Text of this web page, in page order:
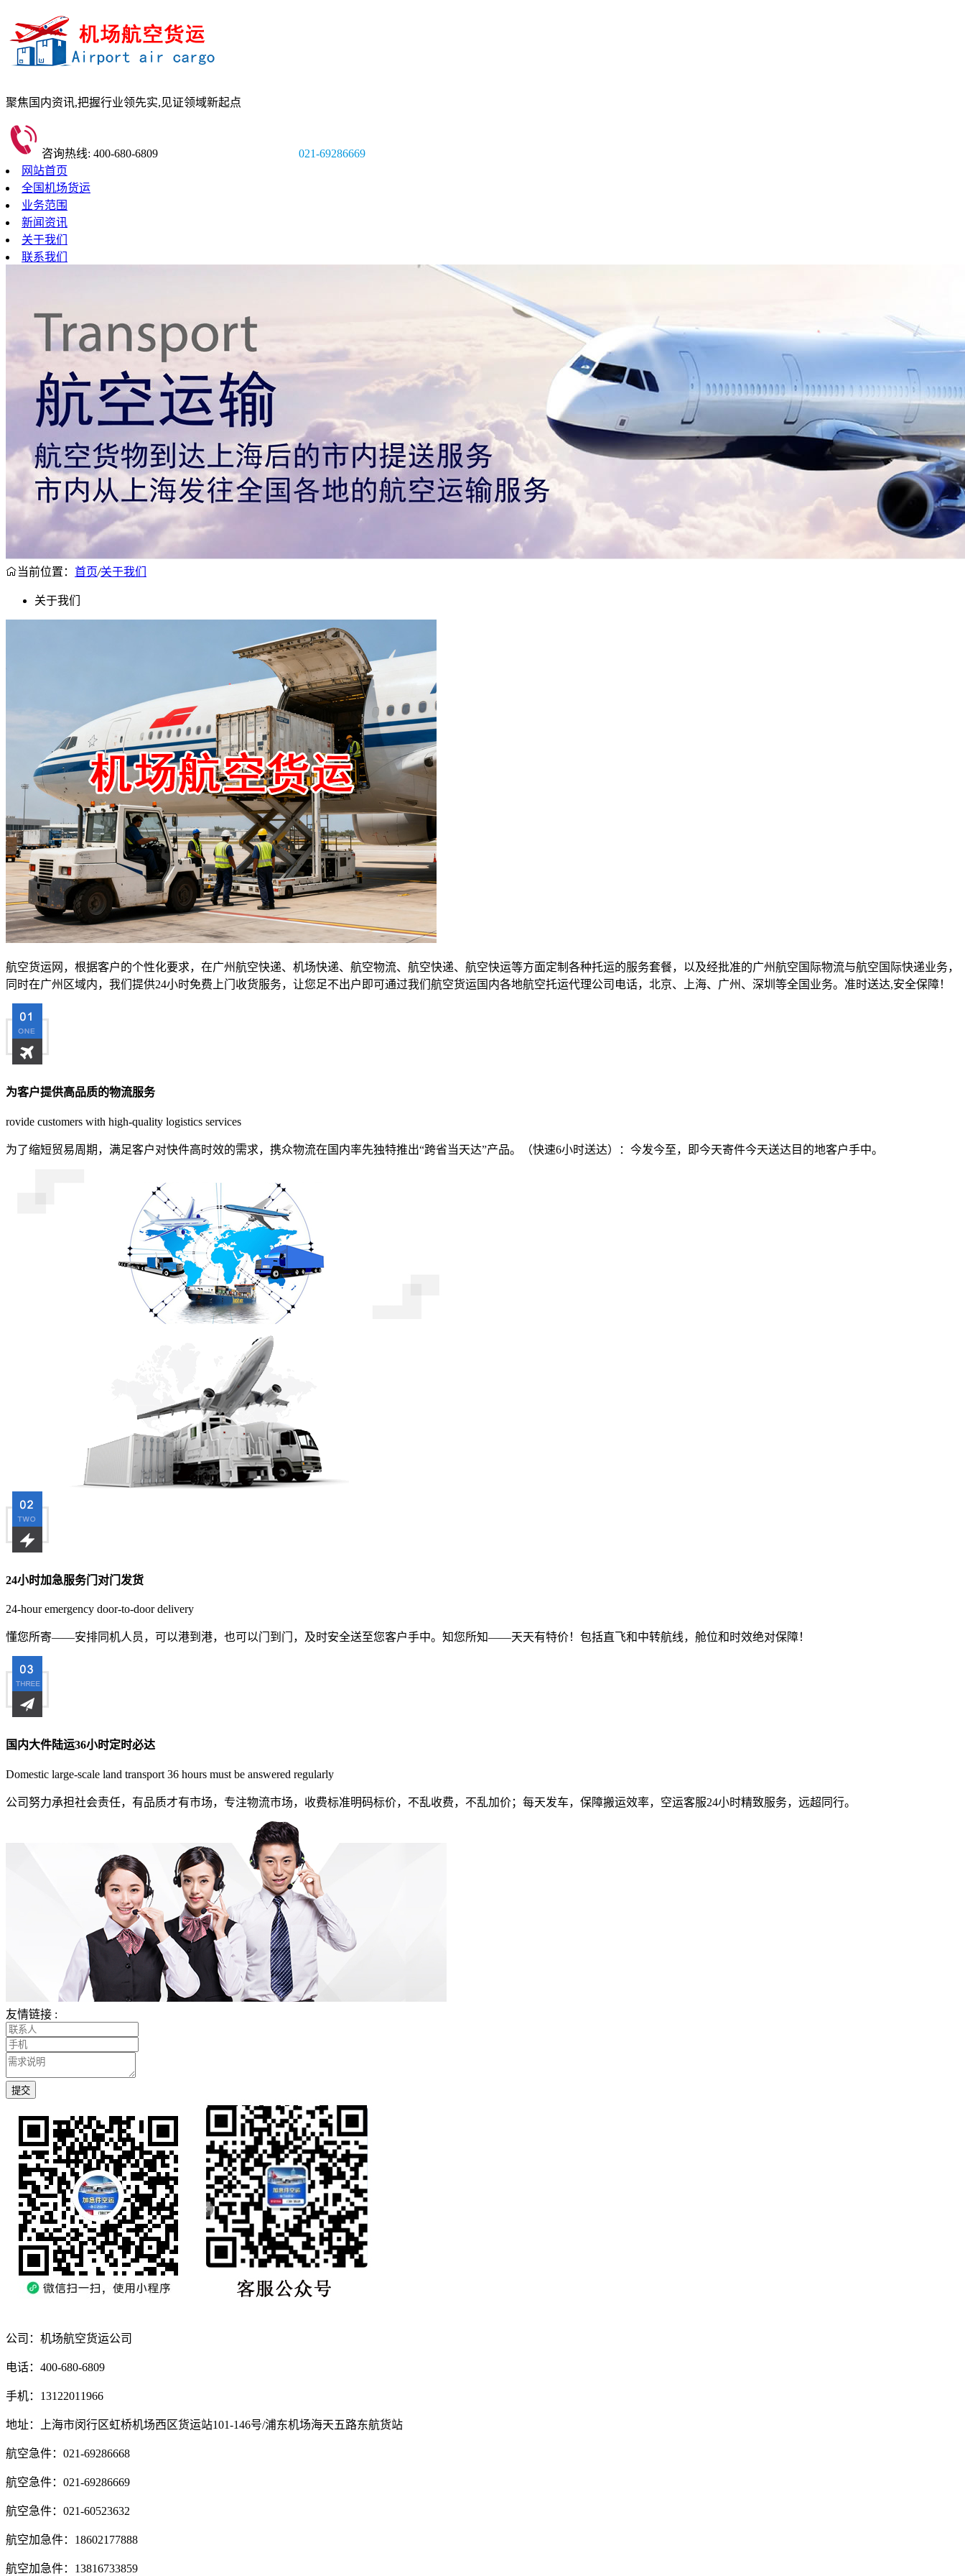
聚焦国内资讯,把握行业领先实,见证领域新起点
咨询热线: 400-680-6809
021-69286669
网站首页
全国机场货运
业务范围
新闻资讯
关于我们
联系我们
当前位置： 首页/关于我们
关于我们
航空货运网，根据客户的个性化要求，在广州航空快递、机场快递、航空物流、航空快递、航空快运等方面定制各种托运的服务套餐，以及经批准的广州航空国际物流与航空国际快递业务，
同时在广州区域内，我们提供24小时免费上门收货服务，让您足不出户即可通过我们航空货运国内各地航空托运代理公司电话，北京、上海、广州、深圳等全国业务。准时送达,安全保障！
为客户提供高品质的物流服务
rovide customers with high-quality logistics services
为了缩短贸易周期，满足客户对快件高时效的需求，携众物流在国内率先独特推出“跨省当天达”产品。（快速6小时送达）：今发今至，即今天寄件今天送达目的地客户手中。
24小时加急服务门对门发货
24-hour emergency door-to-door delivery
懂您所寄——安排同机人员，可以港到港，也可以门到门，及时安全送至您客户手中。知您所知——天天有特价！包括直飞和中转航线，舱位和时效绝对保障！
国内大件陆运36小时定时必达
Domestic large-scale land transport 36 hours must be answered regularly
公司努力承担社会责任，有品质才有市场，专注物流市场，收费标准明码标价，不乱收费，不乱加价；每天发车，保障搬运效率，空运客服24小时精致服务，远超同行。
友情链接 :
提交
公司：机场航空货运公司
电话：400-680-6809
手机：13122011966
地址：上海市闵行区虹桥机场西区货运站101-146号/浦东机场海天五路东航货站
航空急件：021-69286668
航空急件：021-69286669
航空急件：021-60523632
航空加急件：18602177888
航空加急件：13816733859